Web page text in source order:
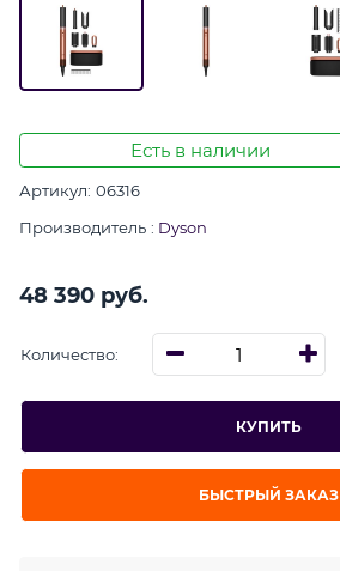
Есть в наличии
Артикул: 06316
Производитель : Dyson
48 390 руб.
Количество:
КУПИТЬ
БЫСТРЫЙ ЗАКАЗ